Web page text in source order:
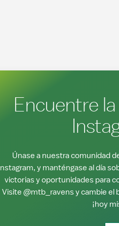
Encuentre
Únase a nuestra comunidad
Instagram, y manténgase al día
victorias y oportunidades para
Visite @mtb_ravens y cambie el
¡hoy